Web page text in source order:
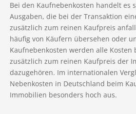
Bei den Kaufnebenkosten handelt es
Ausgaben, die bei der Transaktion
zusätzlich zum reinen Kaufpreis
häufig von Käufern übersehen oder
Kaufnebenkosten werden alle Kosten
zusätzlich zum reinen Kaufpreis der
dazugehören. Im internationalen
Nebenkosten in Deutschland beim
Immobilien besonders hoch aus.